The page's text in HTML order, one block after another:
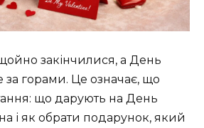
закінчилися, а День
за горами. Це означає, що
що дарують на День
і як обрати подарунок, який